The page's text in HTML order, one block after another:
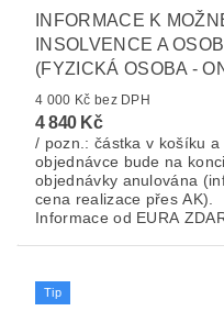
INFORMACE K
INSOLVENCE A
(FYZICKÁ OSOBA -
4 000 Kč bez DPH
4 840 Kč
/ pozn.: částka v košíku a
objednávce bude na konci
objednávky anulována
cena realizace přes AK).
Informace od EURA
Tip